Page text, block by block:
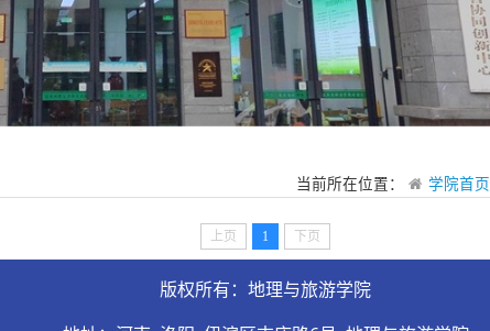
当前所在位置： 学院首页
上页 1 下页
版权所有：地理与旅游学院